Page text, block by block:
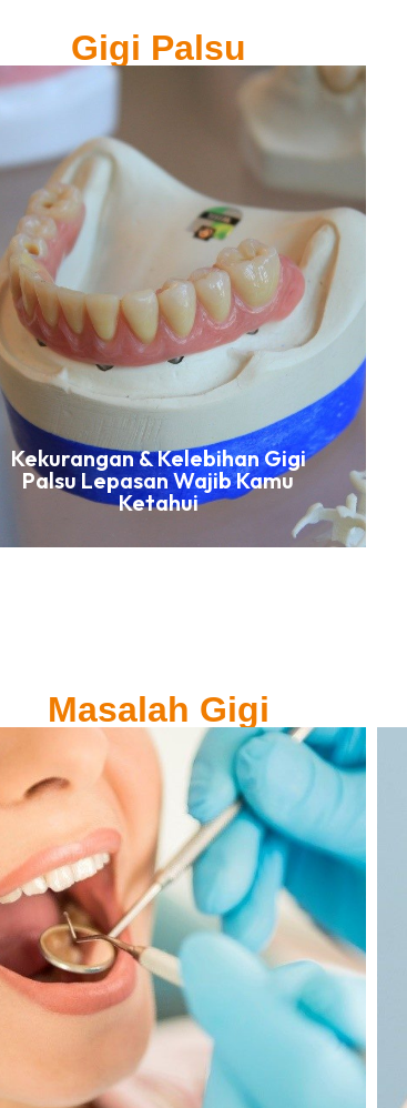
Gigi Palsu
Kekurangan & Kelebihan Gigi
Palsu Lepasan Wajib Kamu
Ketahui
Masalah Gigi